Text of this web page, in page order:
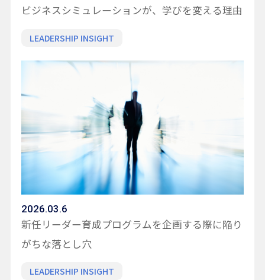
ビジネスシミュレーションが、学びを変える理由
LEADERSHIP INSIGHT
2026.03.6
新任リーダー育成プログラムを企画する際に陥り
がちな落とし穴
LEADERSHIP INSIGHT